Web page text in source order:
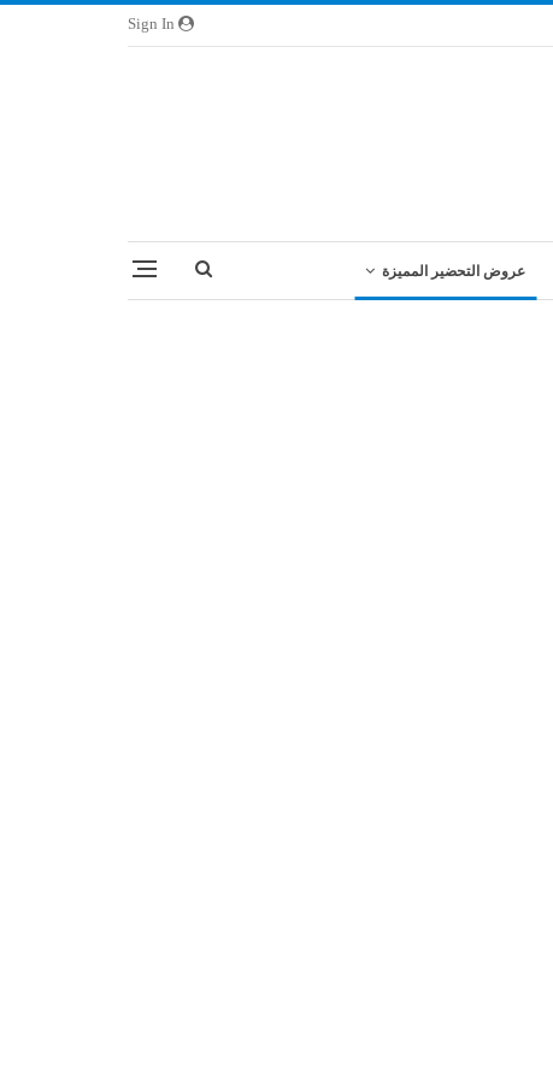
عروض التحضير المميزة